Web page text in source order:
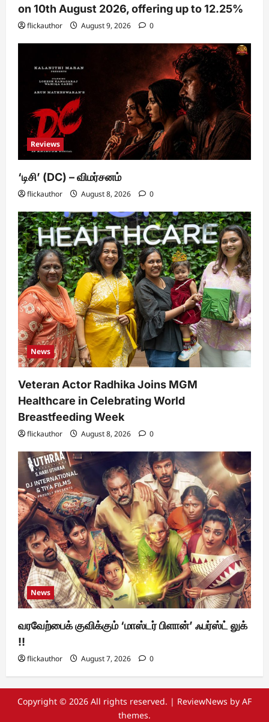
on 10th August 2026, offering up to 12.25%
flickauthor August 9, 2026 0
Reviews
‘டிசி’ (DC) – விமர்சனம்
flickauthor August 8, 2026 0
News
Veteran Actor Radhika Joins MGM
Healthcare in Celebrating World
Breastfeeding Week
flickauthor August 8, 2026 0
News
வரவேற்பைக் குவிக்கும் ‘மாஸ்டர் பிளான்’ ஃபர்ஸ்ட் லுக்
!!
flickauthor August 7, 2026 0
Copyright © 2026 All rights reserved. | ReviewNews by AF
themes.